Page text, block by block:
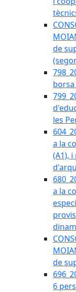
de
les
a la
(A1),
a la
de
6